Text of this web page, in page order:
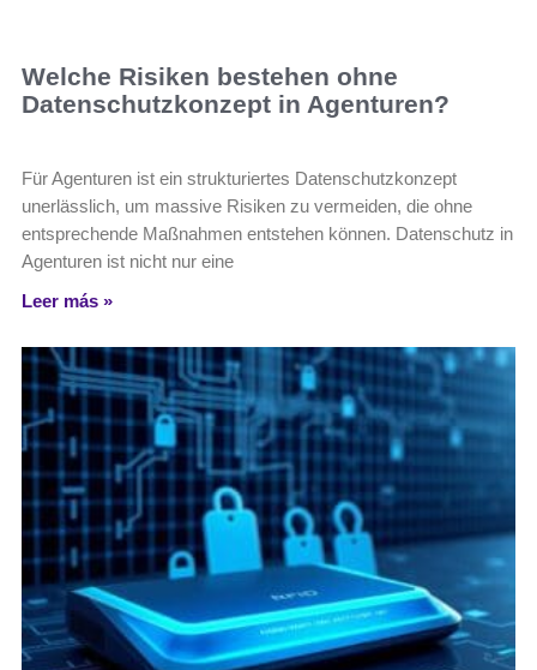
Welche Risiken bestehen ohne
Datenschutzkonzept in Agenturen?
Für Agenturen ist ein strukturiertes Datenschutzkonzept
unerlässlich, um massive Risiken zu vermeiden, die ohne
entsprechende Maßnahmen entstehen können. Datenschutz in
Agenturen ist nicht nur eine
Leer más »